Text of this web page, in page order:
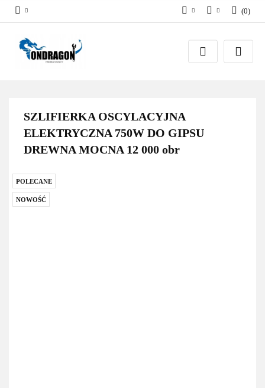
PLNZaloguj się
Załóż konto
(0)
SZLIFIERKA OSCYLACYJNA
ELEKTRYCZNA 750W DO GIPSU
DREWNA MOCNA 12 000 obr
POLECANE
NOWOŚĆ